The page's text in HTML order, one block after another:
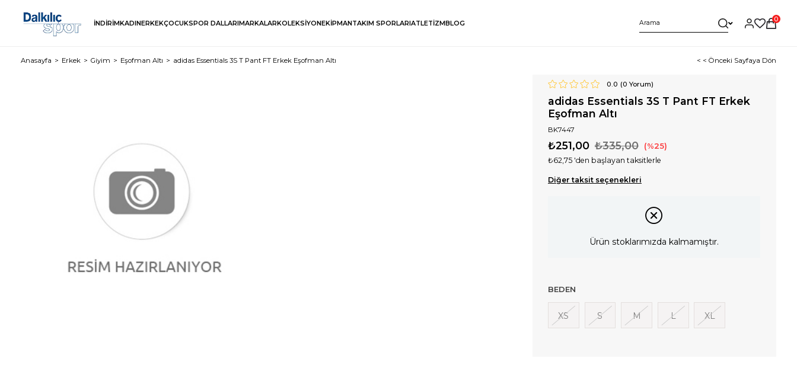
İNDİRİMKADINERKEKÇOCUKSPOR DALLARIMARKALARKOLEKSİYONEKİPMANTAKIM SPORLARIATLETİZMBLOG
0
Anasayfa Erkek Giyim Eşofman Altı adidas Essentials 3S T Pant FT Erkek Eşofman Altı < < Önceki Sayfaya Dön
0.0 (0 Yorum)
adidas Essentials 3S T Pant FT Erkek
Eşofman Altı
BK7447
₺335,00
₺251,00 25
₺62,75 'den başlayan taksitlerle
Diğer taksit seçenekleri
Ürün stoklarımızda kalmamıştır.
BEDEN
XS S M L XL